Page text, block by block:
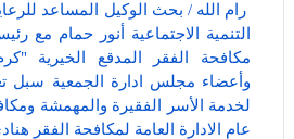
رام الله / بحث الوكيل المساعد
التنمية الاجتماعية أنور حمام مع
مكافحة الفقر المدقع الخيرية
وأعضاء مجلس ادارة الجمعية سبل
لخدمة الأسر الفقيرة والمهمشة
عام الادارة العامة لمكافحة الفقر